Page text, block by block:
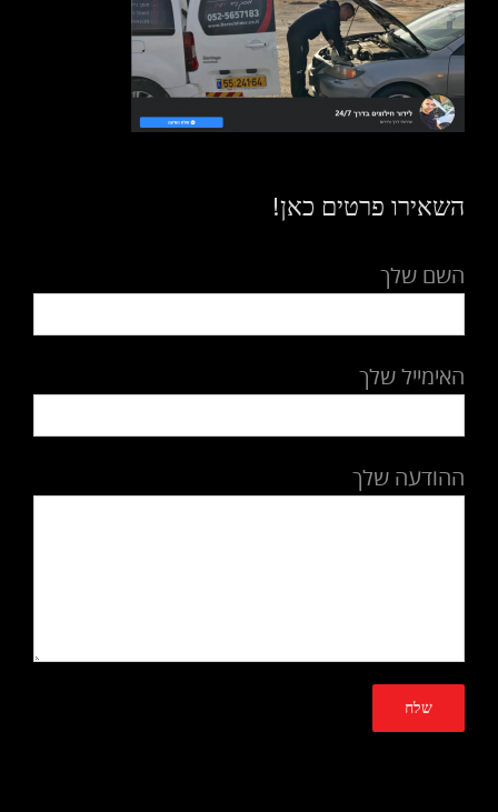
השאירו פרטים כאן!
השם שלך
האימייל שלך
ההודעה שלך